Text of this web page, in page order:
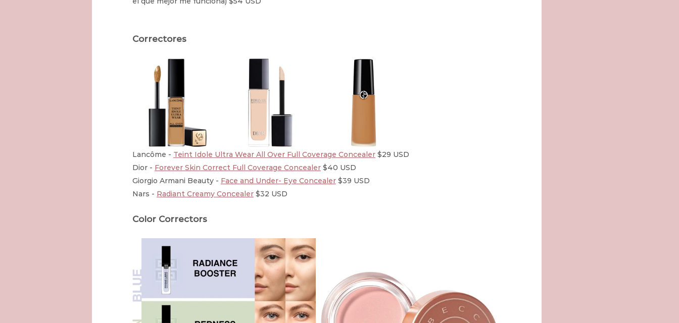
Correctores
Lancôme - Teint Idole Ultra Wear All Over Full Coverage Concealer $29 USD
Dior - Forever Skin Correct Full Coverage Concealer $40 USD
Giorgio Armani Beauty - Face and Under- Eye Concealer $39 USD
Nars - Radiant Creamy Concealer $32 USD
Color Correctors